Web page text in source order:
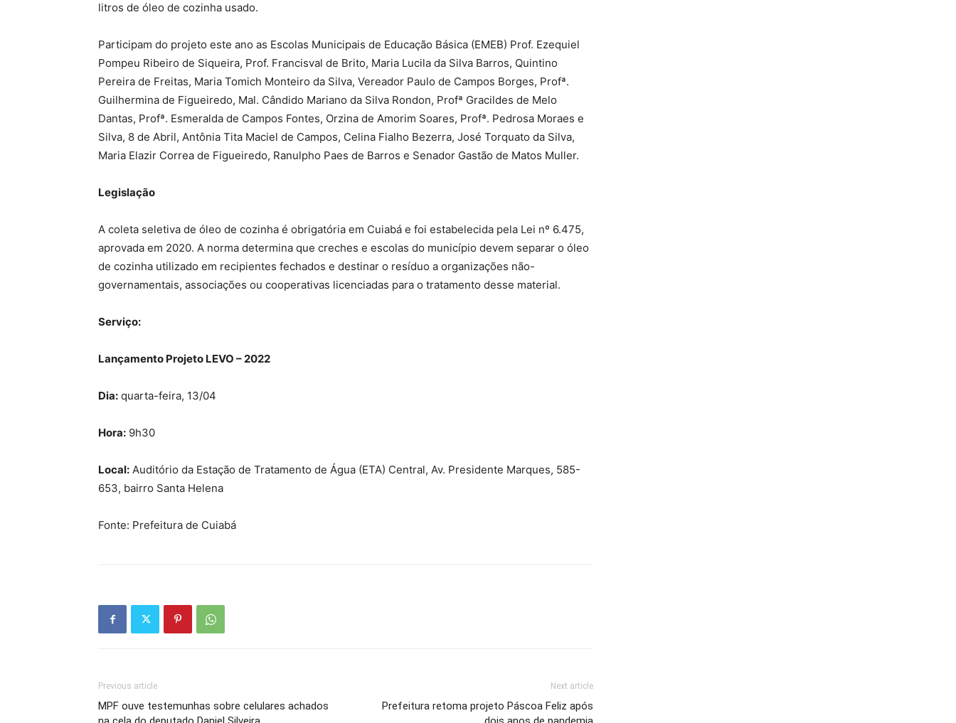
litros de óleo de cozinha usado.
Participam do projeto este ano as Escolas Municipais de Educação Básica (EMEB) Prof. Ezequiel
Pompeu Ribeiro de Siqueira, Prof. Francisval de Brito, Maria Lucila da Silva Barros, Quintino
Pereira de Freitas, Maria Tomich Monteiro da Silva, Vereador Paulo de Campos Borges, Profª.
Guilhermina de Figueiredo, Mal. Cândido Mariano da Silva Rondon, Profª Gracildes de Melo
Dantas, Profª. Esmeralda de Campos Fontes, Orzina de Amorim Soares, Profª. Pedrosa Moraes e
Silva, 8 de Abril, Antônia Tita Maciel de Campos, Celina Fialho Bezerra, José Torquato da Silva,
Maria Elazir Correa de Figueiredo, Ranulpho Paes de Barros e Senador Gastão de Matos Muller.
Legislação
A coleta seletiva de óleo de cozinha é obrigatória em Cuiabá e foi estabelecida pela Lei nº 6.475,
aprovada em 2020. A norma determina que creches e escolas do município devem separar o óleo
de cozinha utilizado em recipientes fechados e destinar o resíduo a organizações não-
governamentais, associações ou cooperativas licenciadas para o tratamento desse material.
Serviço:
Lançamento Projeto LEVO – 2022
Dia: quarta-feira, 13/04
Hora: 9h30
Local: Auditório da Estação de Tratamento de Água (ETA) Central, Av. Presidente Marques, 585-
653, bairro Santa Helena
Fonte: Prefeitura de Cuiabá
Previous article
MPF ouve testemunhas sobre celulares achados
Next article
Prefeitura retoma projeto Páscoa Feliz após